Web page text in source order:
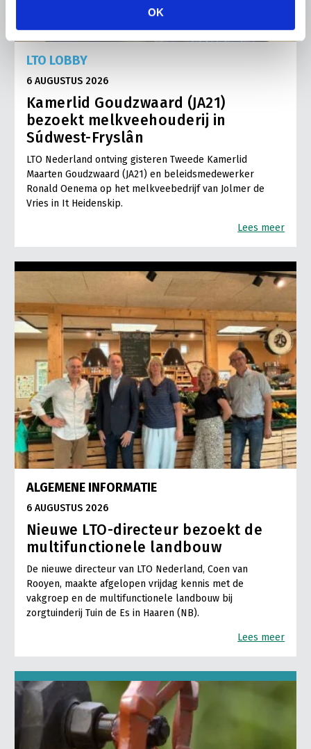
OK
LTO LOBBY
6 AUGUSTUS 2026
Kamerlid Goudzwaard (JA21)
bezoekt melkveehouderij in
Súdwest-Fryslân
LTO Nederland ontving gisteren Tweede Kamerlid
Maarten Goudzwaard (JA21) en beleidsmedewerker
Ronald Oenema op het melkveebedrijf van Jolmer de
Vries in It Heidenskip.
Lees meer
ALGEMENE INFORMATIE
6 AUGUSTUS 2026
Nieuwe LTO-directeur bezoekt de
multifunctionele landbouw
De nieuwe directeur van LTO Nederland, Coen van
Rooyen, maakte afgelopen vrijdag kennis met de
vakgroep en de multifunctionele landbouw bij
zorgtuinderij Tuin de Es in Haaren (NB).
Lees meer